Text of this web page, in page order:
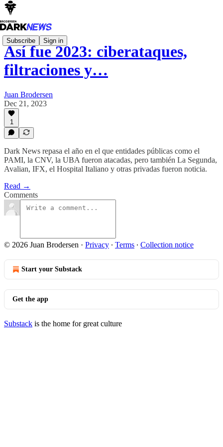
Subscribe Sign in
Así fue 2023: ciberataques,
filtraciones y…
Juan Brodersen
Dec 21, 2023
1
Dark News repasa el año en el que entidades públicas como el
PAMI, la CNV, la UBA fueron atacadas, pero también La Segunda,
Avalian, IFX, el Hospital Italiano y otras privadas fueron noticia.
Read →
Comments
© 2026 Juan Brodersen · Privacy ∙ Terms ∙ Collection notice
Start your Substack
Get the app
Substack is the home for great culture